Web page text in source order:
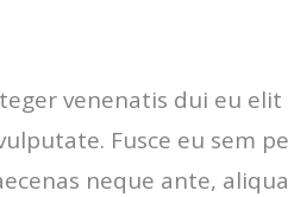
venenatis dui eu
Fusce eu sem
neque ante,